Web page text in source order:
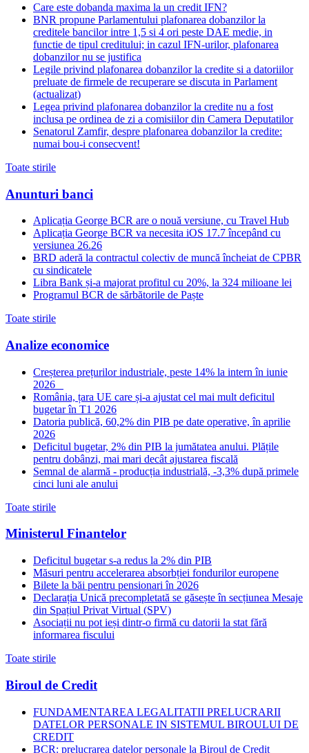
Care este dobanda maxima la un credit IFN?
BNR propune Parlamentului plafonarea dobanzilor la
creditele bancilor intre 1,5 si 4 ori peste DAE medie, in
functie de tipul creditului; in cazul IFN-urilor, plafonarea
dobanzilor nu se justifica
Legile privind plafonarea dobanzilor la credite si a datoriilor
preluate de firmele de recuperare se discuta in Parlament
(actualizat)
Legea privind plafonarea dobanzilor la credite nu a fost
inclusa pe ordinea de zi a comisiilor din Camera Deputatilor
Senatorul Zamfir, despre plafonarea dobanzilor la credite:
numai bou-i consecvent!
Toate stirile
Anunturi banci
Aplicația George BCR are o nouă versiune, cu Travel Hub
Aplicația George BCR va necesita iOS 17.7 începând cu
versiunea 26.26
BRD aderă la contractul colectiv de muncă încheiat de CPBR
cu sindicatele
Libra Bank și-a majorat profitul cu 20%, la 324 milioane lei
Programul BCR de sărbătorile de Paște
Toate stirile
Analize economice
Creșterea prețurilor industriale, peste 14% la intern în iunie
2026
România, țara UE care și-a ajustat cel mai mult deficitul
bugetar în T1 2026
Datoria publică, 60,2% din PIB pe date operative, în aprilie
2026
Deficitul bugetar, 2% din PIB la jumătatea anului. Plățile
pentru dobânzi, mai mari decât ajustarea fiscală
Semnal de alarmă - producția industrială, -3,3% după primele
cinci luni ale anului
Toate stirile
Ministerul Finantelor
Deficitul bugetar s-a redus la 2% din PIB
Măsuri pentru accelerarea absorbției fondurilor europene
Bilete la băi pentru pensionari în 2026
Declarația Unică precompletată se găsește în secțiunea Mesaje
din Spațiul Privat Virtual (SPV)
Asociații nu pot ieși dintr-o firmă cu datorii la stat fără
informarea fiscului
Toate stirile
Biroul de Credit
FUNDAMENTAREA LEGALITATII PRELUCRARII
DATELOR PERSONALE IN SISTEMUL BIROULUI DE
CREDIT
BCR: prelucrarea datelor personale la Biroul de Credit